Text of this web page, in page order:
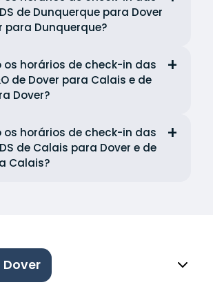
de Dunquerque para Dover
para Dunquerque?
os horários de check-in das
de Dover para Calais e de
Dover?
os horários de check-in das
de Calais para Dover e de
Calais?
Dover